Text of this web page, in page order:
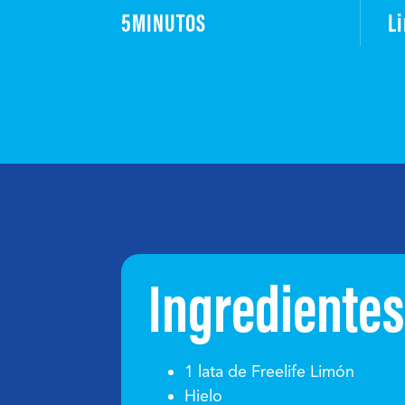
5MINUTOS
Ingredientes
1 lata de Freelife Limón
Hielo